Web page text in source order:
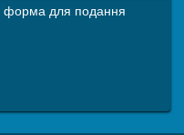
форма для подання